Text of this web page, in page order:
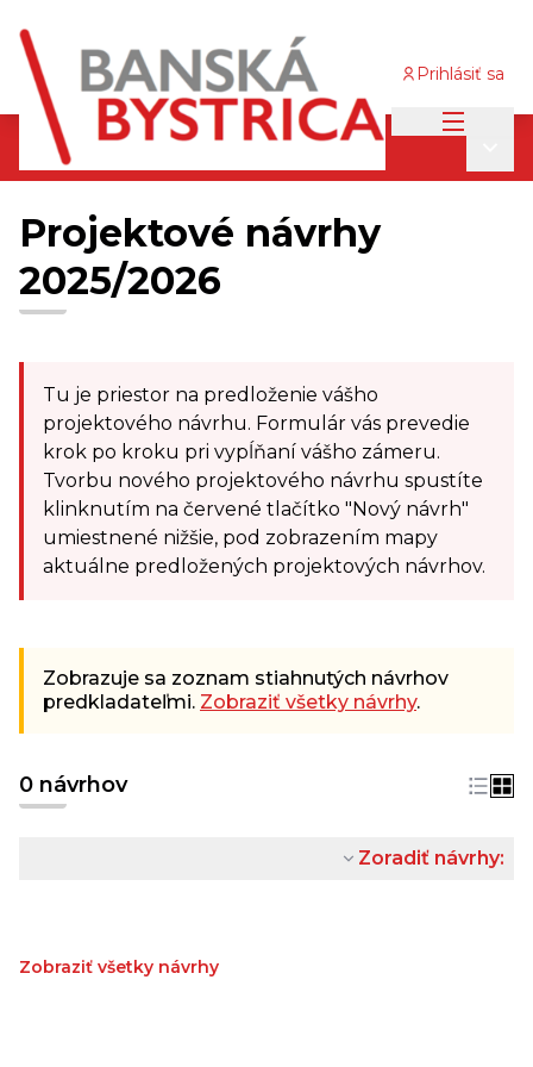
Prihlásiť sa
Participatívny rozpočet 2025/2026 /
Projektové návrhy 2025/2026
Projektové návrhy
2025/2026
Skip map
−
Tu je priestor na predloženie vášho
projektového návrhu. Formulár vás prevedie
krok po kroku pri vypĺňaní vášho zámeru.
Tvorbu nového projektového návrhu spustíte
klinknutím na červené tlačítko "Nový návrh"
umiestnené nižšie, pod zobrazením mapy
aktuálne predložených projektových návrhov.
Zobrazuje sa zoznam stiahnutých návrhov
predkladateľmi. Zobraziť všetky návrhy.
0 návrhov
Zoradiť návrhy:
Zobraziť všetky návrhy